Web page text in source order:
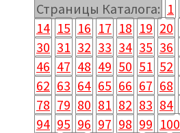
Страницы Каталога: 1
14 15 16 17 18 19 20
30 31 32 33 34 35 36
46 47 48 49 50 51 52
62 63 64 65 66 67 68
78 79 80 81 82 83 84
94 95 96 97 98 99 100